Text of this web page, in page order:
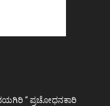
“ ಪ್ರಚೋಧನಕಾರಿ